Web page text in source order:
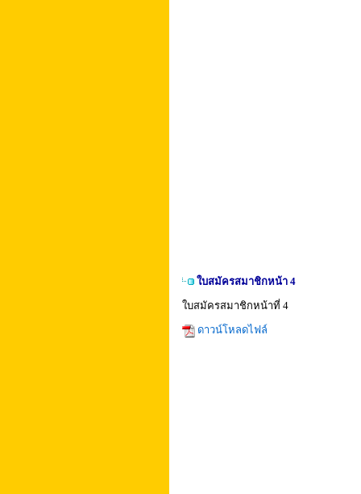
ใบสมัครสมาชิกหน้า 4
ใบสมัครสมาชิกหน้าที่ 4
ดาวน์โหลดไฟล์